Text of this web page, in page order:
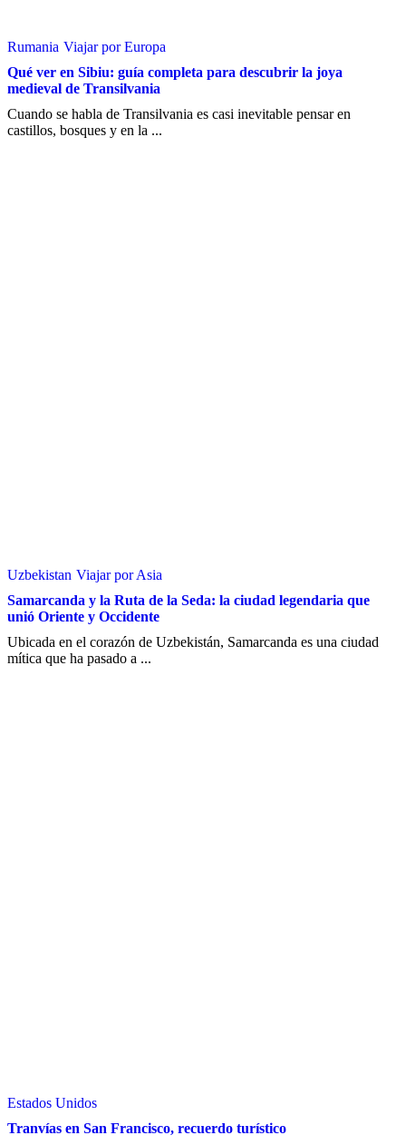
Rumania Viajar por Europa
Qué ver en Sibiu: guía completa para descubrir la joya
medieval de Transilvania
Cuando se habla de Transilvania es casi inevitable pensar en
castillos, bosques y en la ...
Uzbekistan Viajar por Asia
Samarcanda y la Ruta de la Seda: la ciudad legendaria que
unió Oriente y Occidente
Ubicada en el corazón de Uzbekistán, Samarcanda es una ciudad
mítica que ha pasado a ...
Estados Unidos
Tranvías en San Francisco, recuerdo turístico